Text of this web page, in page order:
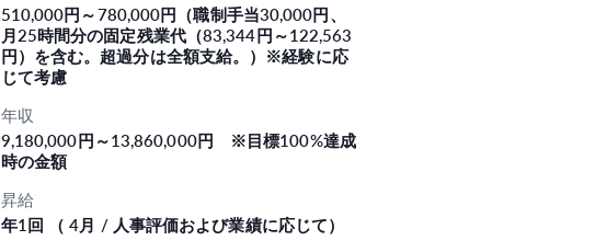
510,000円～780,000円（職制手当30,000円、
月25時間分の固定残業代（83,344円～122,563
円）を含む。超過分は全額支給。）※経験に応
じて考慮
年収
9,180,000円～13,860,000円 ※目標100%達成
時の金額
昇給
年1回 （ 4月 / 人事評価および業績に応じて）